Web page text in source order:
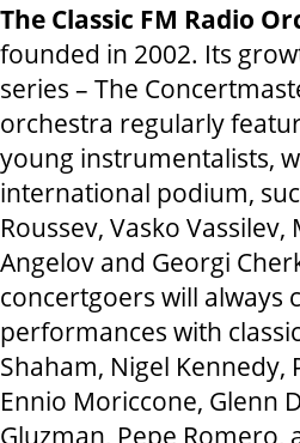
The Classic FM Radio
founded in 2002. Its
series – The
orchestra regularly
young instrumentalists,
international podium,
Roussev, Vasko
Angelov and Georgi
concertgoers will always
performances with
Shaham, Nigel
Ennio Moriccone, Glenn
Gluzman, Pepe